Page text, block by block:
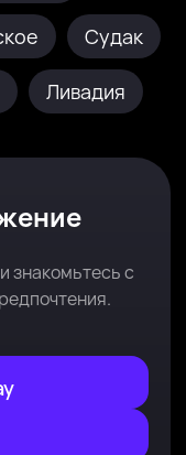
Судак
Ливадия
знакомьтесь с